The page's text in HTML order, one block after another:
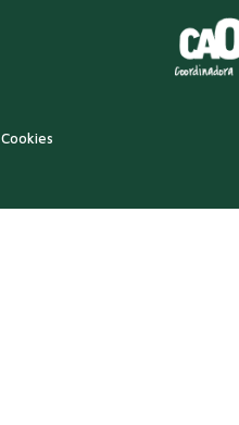
Cookies